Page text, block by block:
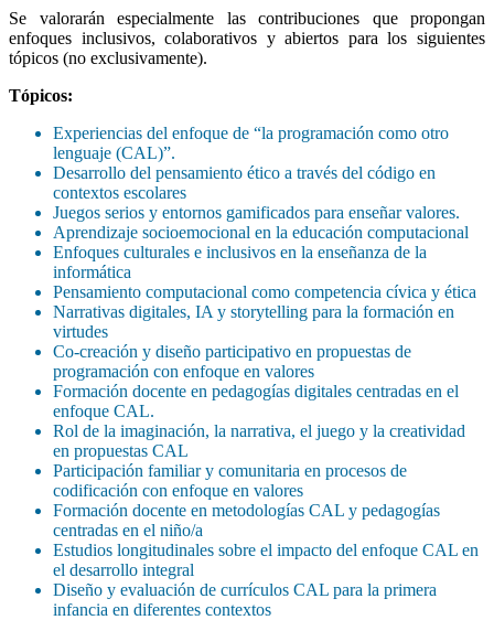
Se valorarán especialmente las contribuciones que propongan
enfoques inclusivos, colaborativos y abiertos para los siguientes
tópicos (no exclusivamente).
Tópicos:
Experiencias del enfoque de “la programación como otro
lenguaje (CAL)”.
Desarrollo del pensamiento ético a través del código en
contextos escolares
Juegos serios y entornos gamificados para enseñar valores.
Aprendizaje socioemocional en la educación computacional
Enfoques culturales e inclusivos en la enseñanza de la
informática
Pensamiento computacional como competencia cívica y ética
Narrativas digitales, IA y storytelling para la formación en
virtudes
Co-creación y diseño participativo en propuestas de
programación con enfoque en valores
Formación docente en pedagogías digitales centradas en el
enfoque CAL.
Rol de la imaginación, la narrativa, el juego y la creatividad
en propuestas CAL
Participación familiar y comunitaria en procesos de
codificación con enfoque en valores
Formación docente en metodologías CAL y pedagogías
centradas en el niño/a
Estudios longitudinales sobre el impacto del enfoque CAL en
el desarrollo integral
Diseño y evaluación de currículos CAL para la primera
infancia en diferentes contextos